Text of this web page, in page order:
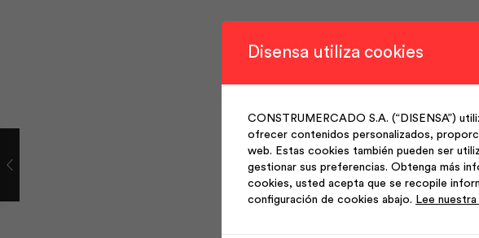
Disensa utiliza cookies
CONSTRUMERCADO S.A. (“DISENSA”)
ofrecer contenidos personalizados,
web. Estas cookies también pueden ser
gestionar sus preferencias. Obtenga más
cookies, usted acepta que se recopile
configuración de cookies abajo. Lee